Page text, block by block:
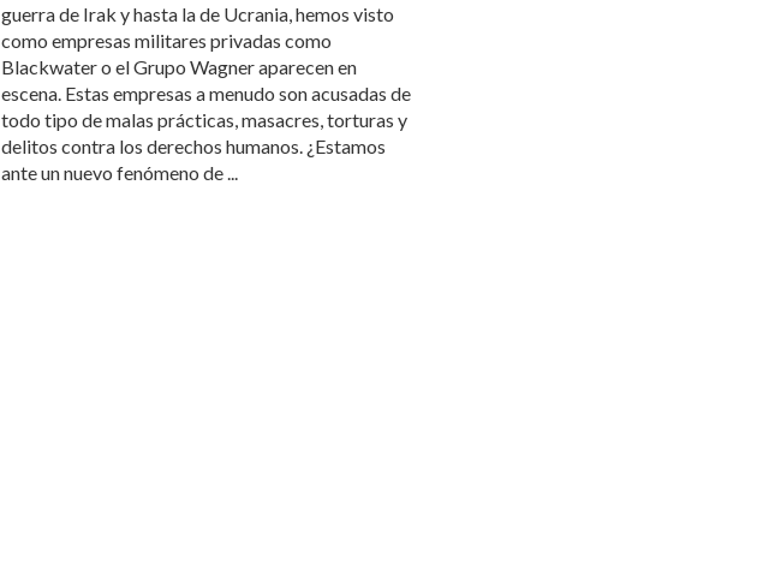
guerra de Irak y hasta la de Ucrania, hemos visto
como empresas militares privadas como
Blackwater o el Grupo Wagner aparecen en
escena. Estas empresas a menudo son acusadas de
todo tipo de malas prácticas, masacres, torturas y
delitos contra los derechos humanos. ¿Estamos
ante un nuevo fenómeno de ...